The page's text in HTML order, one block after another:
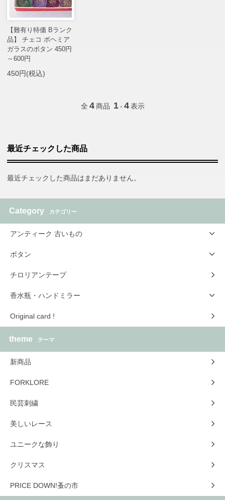
【難有り特価 Bランク
品】 チェコ ボヘミア
ガラスのボタン 450円
～600円
450円(税込)
全 4 商品 1 - 4 表示
最近チェックした商品
最近チェックした商品はまだありません。
Category カテゴリー
アンティーク 古いもの
ボタン
チロリアンテープ
香水瓶・ハンドミラー
Original card !
theme テーマ
新商品
FORKLORE
民芸刺繍
美しいレース
ユニークな飾り
クリスマス
PRICE DOWN!蚤の市